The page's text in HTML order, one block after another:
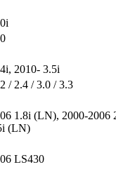
, 2010- 3.5i
/ 2.4 / 3.0 / 3.3
1.8i (LN), 2000-2006
(LN)
LS430